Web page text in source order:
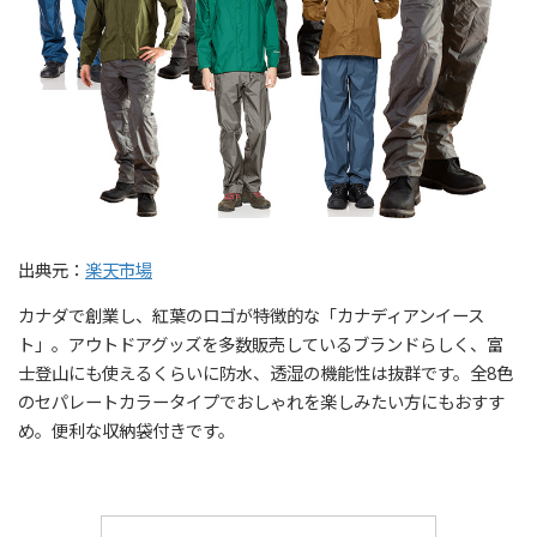
出典元： 楽天市場
カナダで創業し、紅葉のロゴが特徴的な「カナディアンイース
ト」。アウトドアグッズを多数販売しているブランドらしく、富
士登山にも使えるくらいに防水、透湿の機能性は抜群です。全8色
のセパレートカラータイプでおしゃれを楽しみたい方にもおすす
め。便利な収納袋付きです。